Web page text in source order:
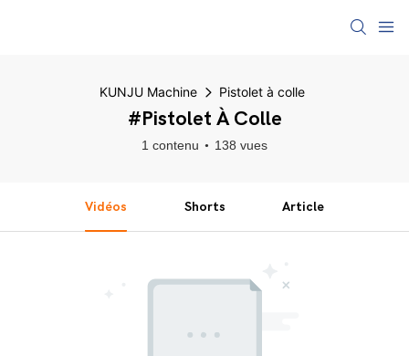
KUNJU Machine Pistolet à colle
#Pistolet À Colle
1 contenu 138 vues
Vidéos Shorts Article